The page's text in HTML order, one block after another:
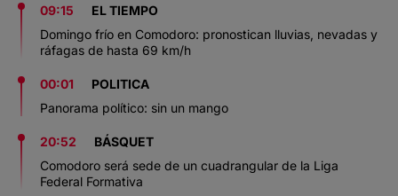
09:15
EL TIEMPO
Domingo frío en Comodoro: pronostican lluvias, nevadas y
ráfagas de hasta 69 km/h
00:01
POLITICA
Panorama político: sin un mango
20:52
BÁSQUET
Comodoro será sede de un cuadrangular de la Liga
Federal Formativa